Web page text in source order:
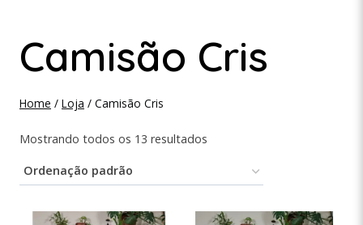
Camisão Cris
Home / Loja / Camisão Cris
Mostrando todos os 13 resultados